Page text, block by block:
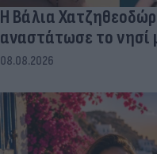
Η Βάλια
αναστάτωσε το νησί
08.08.2026